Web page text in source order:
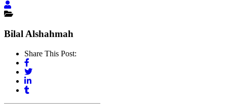
Bilal Alshahmah
Share This Post: